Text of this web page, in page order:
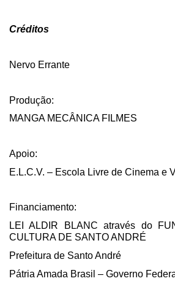
Créditos
Nervo Errante
Produção:
MANGA MECÂNICA FILMES
Apoio:
E.L.C.V. – Escola Livre de Cinema e
Financiamento:
LEI ALDIR BLANC através do
CULTURA DE SANTO ANDRÉ
Prefeitura de Santo André
Pátria Amada Brasil – Governo